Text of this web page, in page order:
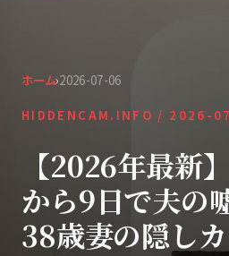
ホーム›2026-07-06
HIDDENCAM.INFO / 2026-
【2026年最新
から9日で夫の
38歳妻の隠し